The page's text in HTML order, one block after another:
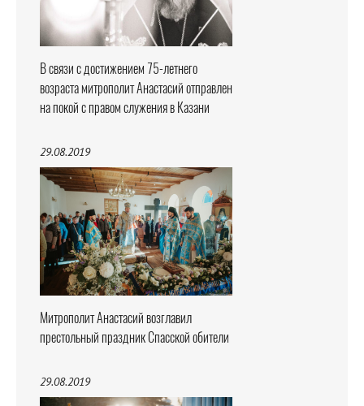
В связи с достижением 75-летнего
возраста митрополит Анастасий отправлен
на покой с правом служения в Казани
29.08.2019
Митрополит Анастасий возглавил
престольный праздник Спасской обители
29.08.2019